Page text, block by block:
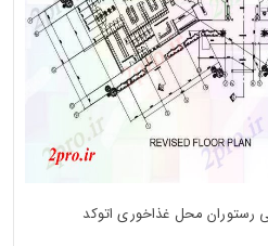
رستوران محل غذاخوری اتوکد